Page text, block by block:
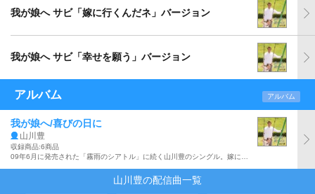
我が娘へ サビ「嫁に行くんだネ」バージョン
我が娘へ サビ「幸せを願う」バージョン
アルバム アルバム
我が娘へ/喜びの日に
山川豊
収録商品:6商品
山川豊の配信曲一覧